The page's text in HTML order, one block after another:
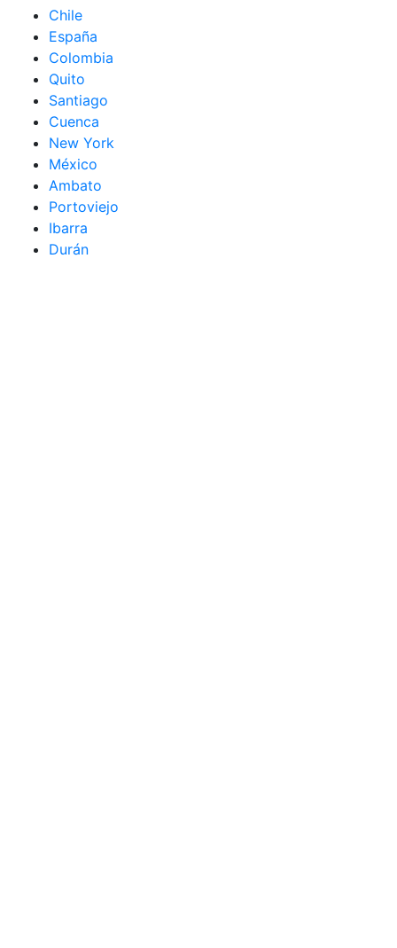
Chile
España
Colombia
Quito
Santiago
Cuenca
New York
México
Ambato
Portoviejo
Ibarra
Durán